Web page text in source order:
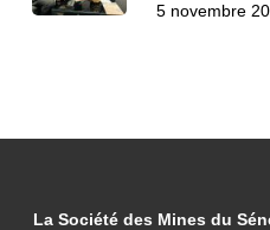
5 novembre
La Société des Mines du